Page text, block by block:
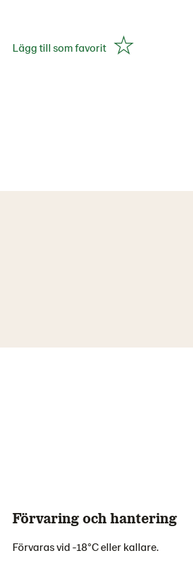
Lägg till som favorit
Förvaring och hantering
Förvaras vid -18°C eller kallare.